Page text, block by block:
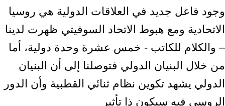
وجود فاعل جديد في العلاقات الدولية هي ‏روسيا
الاتحادية ومع هبوط الاتحاد السوفيتي ظهرت لدينا
– والكلام للكاتب - خمس عشرة ‏وحدة دولية، أما
من خلال البنيان الدولي فتوصلنا إلى أن البنيان
الدولي يشهد تكوين نظام ‏ثنائي القطبية وأن الدور
الروسي فيه سيكون ذا تأثير ‎